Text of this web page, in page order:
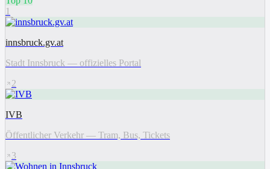
1
innsbruck.gv.at
Stadt Innsbruck — offizielles Portal
2
IVB
Öffentlicher Verkehr — Tram, Bus, Tickets
3